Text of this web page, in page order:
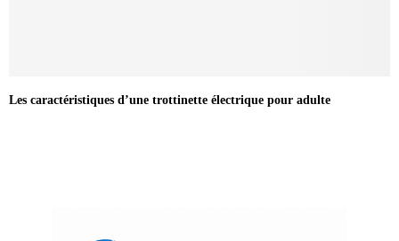
Les caractéristiques d’une trottinette électrique pour adulte